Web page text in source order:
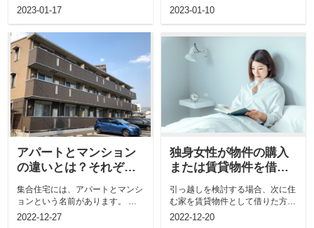
いため、マンション売却の際に悩
2023-01-17
安に思う方も多いのではないでし
2023-01-10
アパートとマンション
の違いとは？それぞれ
に向いている人や特徴
を解説
集合住宅には、アパートとマンシ
ョンという名前があります。 こ
の2つの名前を聞いて、それぞれ
2022-12-27
独身女性が物件の購入
または賃貸物件を借り
る際のメリット・デメ
リットとは？
引っ越しを検討する場合、次に住
む家を賃貸物件として借りた方が
良いのか、それとも長期的に考え
2022-12-20